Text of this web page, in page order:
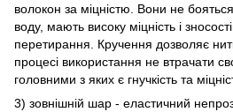
волокон за міцністю. Вони не
воду, мають високу міцність і
перетирання. Кручення дозволяє
процесі використання не втрачати
головними з яких є гнучкість та
3) зовнішній шар - еластичний